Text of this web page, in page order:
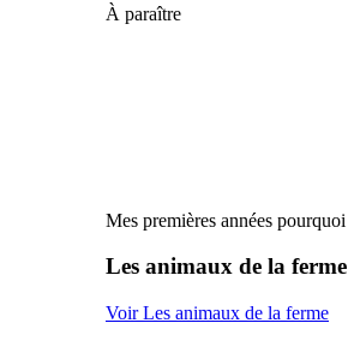
À paraître
Mes premières années pourquoi
Les animaux de la ferme
Voir Les animaux de la ferme